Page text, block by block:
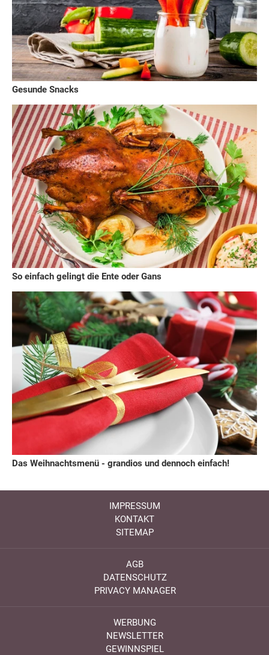
Gesunde Snacks
So einfach gelingt die Ente oder Gans
Das Weihnachtsmenü - grandios und dennoch einfach!
IMPRESSUM
KONTAKT
SITEMAP
AGB
DATENSCHUTZ
PRIVACY MANAGER
WERBUNG
NEWSLETTER
GEWINNSPIEL